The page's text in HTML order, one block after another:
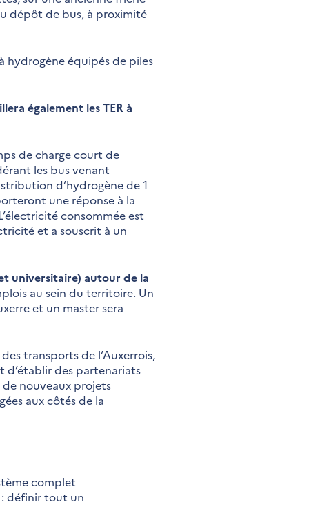
dépôt de bus, à proximité
hydrogène équipés de piles
également les TER à
de charge court de
les bus venant
d’hydrogène de 1
une réponse à la
consommée est
et a souscrit à un
universitaire) autour de la
au sein du territoire. Un
et un master sera
transports de l’Auxerrois,
d’établir des partenariats
nouveaux projets
aux côtés de la
complet
définir tout un